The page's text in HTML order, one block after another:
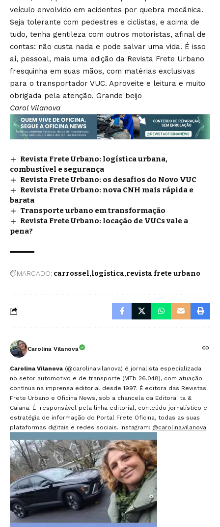
veículo envolvido em acidentes por quebra mecânica.
Seja tolerante com pedestres e ciclistas, e acima de
tudo, tenha gentileza com outros motoristas, afinal de
contas: não custa nada e pode salvar uma vida. É isso
aí, pessoal, mais uma edição da Revista Frete Urbano
fresquinha em suas mãos, com matérias exclusivas
para o transportador VUC. Aproveite e leitura e muito
obrigada pela atenção. Grande beijo
Carol Vilanova
Revista Frete Urbano: logística urbana,
combustível e segurança
Revista Frete Urbano: os desafios do Novo VUC
Revista Frete Urbano: nova CNH mais rápida e
barata
Transporte urbano em transformação
Revista Frete Urbano: locação de VUCs vale a
pena?
MARCADO: carrossel logística revista frete urbano
Carolina Vilanova
Carolina Vilanova (@carolina.vilanova) é jornalista especializada
no setor automotivo e de transporte (MTb 26.048), com atuação
contínua na imprensa editorial desde 1997. É editora das Revistas
Frete Urbano e Oficina News, sob a chancela da Editora Ita &
Caiana. É responsável pela linha editorial, conteúdo jornalístico e
estratégia de informação do Portal Frete Oficina, todas as suas
plataformas digitais e redes sociais. Instagram: @carolina.vilanova